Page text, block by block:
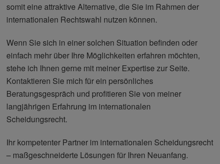
somit eine attraktive Alternative, die Sie im Rahmen der
internationalen Rechtswahl nutzen können.
Wenn Sie sich in einer solchen Situation befinden oder
einfach mehr über Ihre Möglichkeiten erfahren möchten,
stehe ich Ihnen gerne mit meiner Expertise zur Seite.
Kontaktieren Sie mich für ein persönliches
Beratungsgespräch und profitieren Sie von meiner
langjährigen Erfahrung im internationalen
Scheidungsrecht.
Ihr kompetenter Partner im internationalen Scheidungsrecht
– maßgeschneiderte Lösungen für Ihren Neuanfang.